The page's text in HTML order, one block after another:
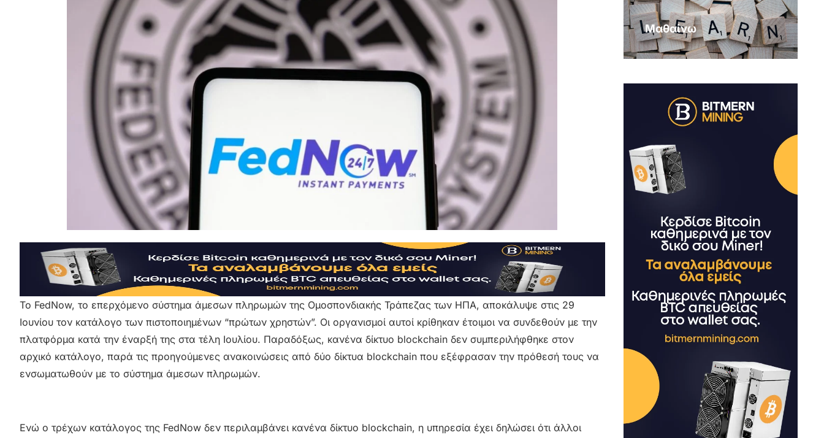
Το FedNow, το επερχόμενο σύστημα άμεσων πληρωμών της Ομοσπονδιακής Τράπεζας των ΗΠΑ, αποκάλυψε στις 29
Ιουνίου τον κατάλογο των πιστοποιημένων “πρώτων χρηστών”. Οι οργανισμοί αυτοί κρίθηκαν έτοιμοι να συνδεθούν με την
πλατφόρμα κατά την έναρξή της στα τέλη Ιουλίου. Παραδόξως, κανένα δίκτυο blockchain δεν συμπεριλήφθηκε στον
αρχικό κατάλογο, παρά τις προηγούμενες ανακοινώσεις από δύο δίκτυα blockchain που εξέφρασαν την πρόθεσή τους να
ενσωματωθούν με το σύστημα άμεσων πληρωμών.
Ενώ ο τρέχων κατάλογος της FedNow δεν περιλαμβάνει κανένα δίκτυο blockchain, η υπηρεσία έχει δηλώσει ότι άλλοι
Μαθαίνω